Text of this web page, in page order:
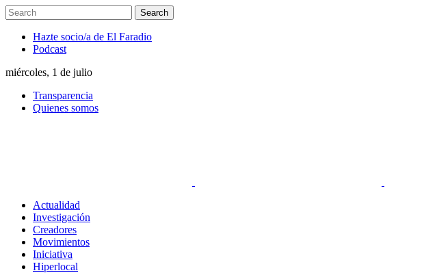
Hazte socio/a de El Faradio
Podcast
miércoles, 1 de julio
Transparencia
Quienes somos
Actualidad
Investigación
Creadores
Movimientos
Iniciativa
Hiperlocal